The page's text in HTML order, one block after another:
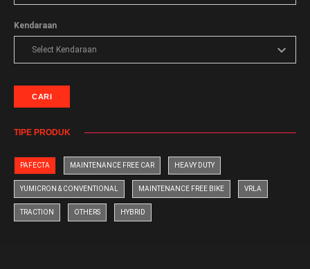
Kendaraan
CARI
TIPE PRODUK
PAFECTA MAINTENANCE FREE CAR HEAVY DUTY
YUMICRON & CONVENTIONAL MAINTENANCE FREE BIKE VRLA
TRACTION OTHERS HYBRID